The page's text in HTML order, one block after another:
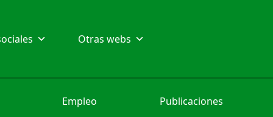
Otras webs
Empleo Publicaciones